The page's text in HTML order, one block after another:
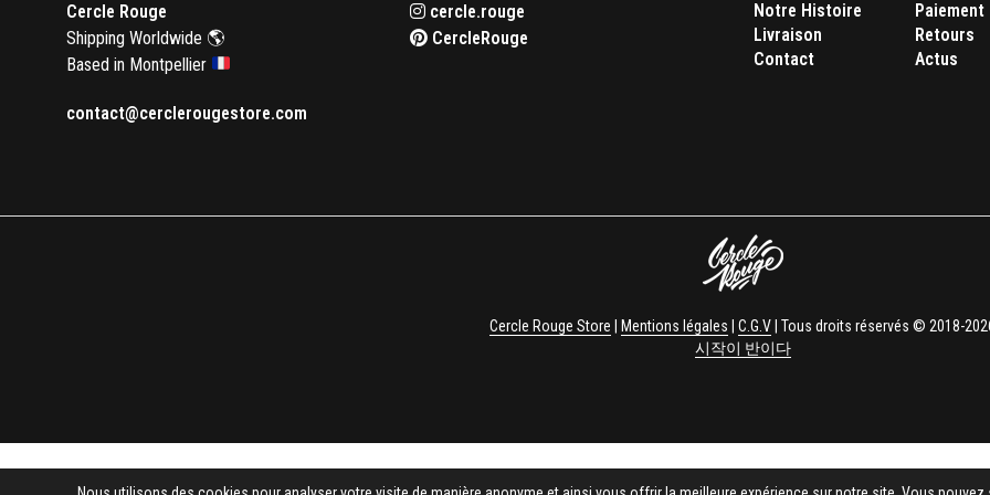
Cercle Rouge
Shipping Worldwide 🌎
Based in Montpellier
contact@cerclerougestore.com
cercle.rouge
CercleRouge
Notre Histoire
Livraison
Contact
Paiement
Retours
Actus
Cercle Rouge Store Mentions légales C.G.V | Tous droits réservés © 2018-
시작이 반이다